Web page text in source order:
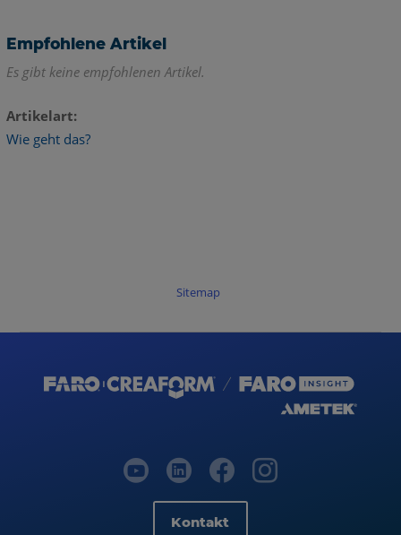
Empfohlene Artikel
Es gibt keine empfohlenen Artikel.
Artikelart
Wie geht das?
Sitemap
Kontakt